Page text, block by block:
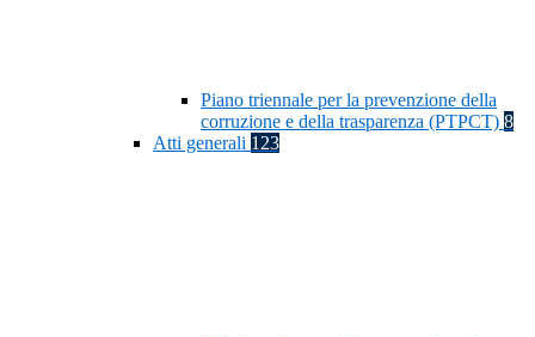
Piano triennale per la prevenzione della
corruzione e della trasparenza (PTPCT) 8
Atti generali 123